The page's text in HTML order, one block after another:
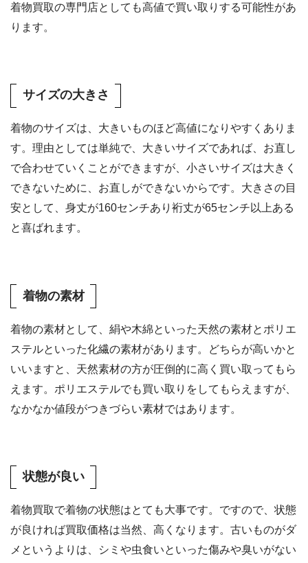
着物買取の専門店としても高値で買い取りする可能性があ
ります。
サイズの大きさ
着物のサイズは、大きいものほど高値になりやすくありま
す。理由としては単純で、大きいサイズであれば、お直し
で合わせていくことができますが、小さいサイズは大きく
できないために、お直しができないからです。大きさの目
安として、身丈が160センチあり裄丈が65センチ以上ある
と喜ばれます。
着物の素材
着物の素材として、絹や木綿といった天然の素材とポリエ
ステルといった化繊の素材があります。どちらが高いかと
いいますと、天然素材の方が圧倒的に高く買い取ってもら
えます。ポリエステルでも買い取りをしてもらえますが、
なかなか値段がつきづらい素材ではあります。
状態が良い
着物買取で着物の状態はとても大事です。ですので、状態
が良ければ買取価格は当然、高くなります。古いものがダ
メというよりは、シミや虫食いといった傷みや臭いがない